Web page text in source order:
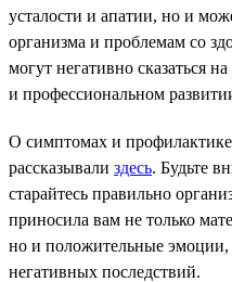
усталости и апатии, но и
организма и проблемам со
могут негативно сказаться
и профессиональном
О симптомах и
рассказывали здесь. Будьте
старайтесь правильно
приносила вам не только
но и положительные эмоции,
негативных последствий.